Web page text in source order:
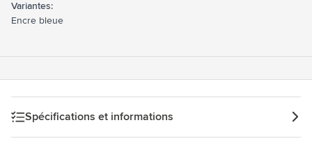
Variantes:
Encre bleue
Spécifications et informations